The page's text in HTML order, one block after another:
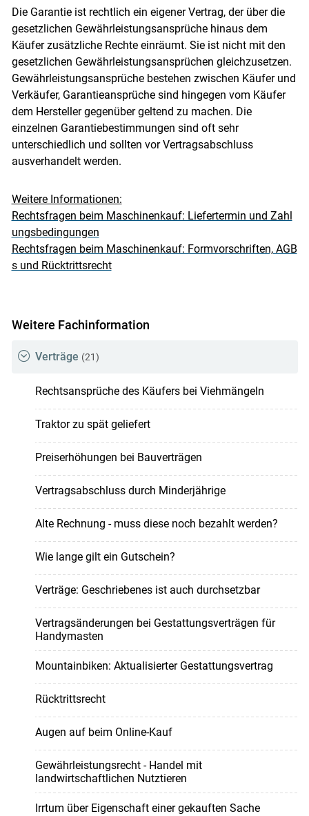
Die Garantie ist rechtlich ein eigener Vertrag, der über die
gesetzlichen Gewährleistungsansprüche hinaus dem
Käufer zusätzliche Rechte einräumt. Sie ist nicht mit den
gesetzlichen Gewährleistungsansprüchen gleichzusetzen.
Gewährleistungsansprüche bestehen zwischen Käufer und
Verkäufer, Garantieansprüche sind hingegen vom Käufer
dem Hersteller gegenüber geltend zu machen. Die
einzelnen Garantiebestimmungen sind oft sehr
unterschiedlich und sollten vor Vertragsabschluss
ausverhandelt werden.
Weitere Informationen:
Rechtsfragen beim Maschinenkauf: Liefertermin und Zahl
ungsbedingungen
Rechtsfragen beim Maschinenkauf: Formvorschriften, AGB
s und Rücktrittsrecht
Weitere Fachinformation
Verträge (21)
Rechtsansprüche des Käufers bei Viehmängeln
Traktor zu spät geliefert
Preiserhöhungen bei Bauverträgen
Vertragsabschluss durch Minderjährige
Alte Rechnung - muss diese noch bezahlt werden?
Wie lange gilt ein Gutschein?
Verträge: Geschriebenes ist auch durchsetzbar
Vertragsänderungen bei Gestattungsverträgen für
Handymasten
Mountainbiken: Aktualisierter Gestattungsvertrag
Rücktrittsrecht
Augen auf beim Online-Kauf
Gewährleistungsrecht - Handel mit
landwirtschaftlichen Nutztieren
Irrtum über Eigenschaft einer gekauften Sache